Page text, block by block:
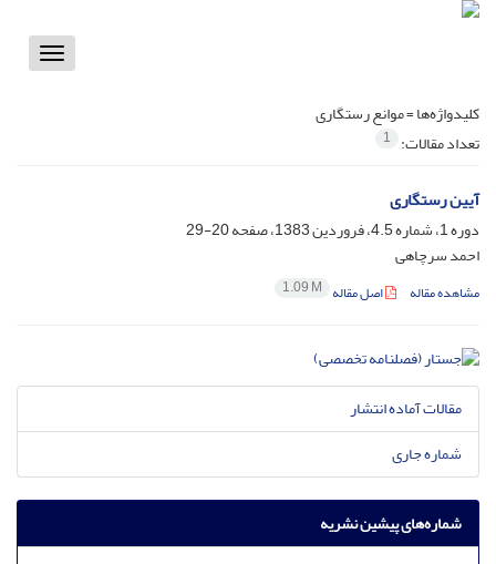
Toggle
کلیدواژه‌ها =موانع رستگاری
تعداد مقالات: 1
آیین رستگاری
دوره 1، شماره 4.5، فروردین 1383، صفحه
20-29
احمد سرچاهی
مشاهده مقاله اصل مقاله 1.09 M
مقالات آماده انتشار
شماره جاری
شماره‌های پیشین نشریه